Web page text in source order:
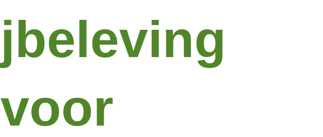
jbeleving
voor